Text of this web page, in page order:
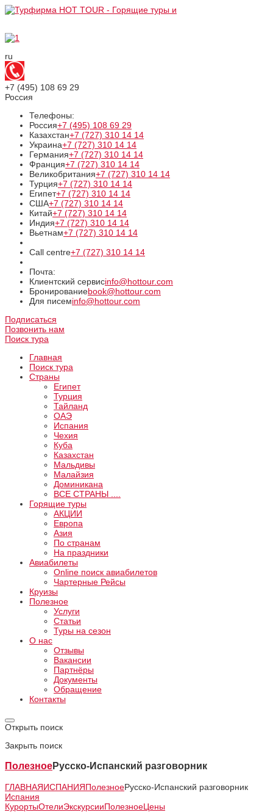
ru
+7 (495) 108 69 29
Россия
Телефоны:
Россия+7 (495) 108 69 29
Казахстан+7 (727) 310 14 14
Украина+7 (727) 310 14 14
Германия+7 (727) 310 14 14
Франция+7 (727) 310 14 14
Великобритания+7 (727) 310 14 14
Турция+7 (727) 310 14 14
Египет+7 (727) 310 14 14
США+7 (727) 310 14 14
Китай+7 (727) 310 14 14
Индия+7 (727) 310 14 14
Вьетнам+7 (727) 310 14 14
Call centre+7 (727) 310 14 14
Почта:
Клиентский сервисinfo@hottour.com
Бронированиеbook@hottour.com
Для писемinfo@hottour.com
Подписаться
Позвонить нам
Поиск тура
Главная
Поиск тура
Страны
Египет
Турция
Тайланд
ОАЭ
Испания
Чехия
Куба
Казахстан
Мальдивы
Малайзия
Доминикана
ВCE СТРАНЫ ....
Горящие туры
АКЦИИ
Европа
Азия
По странам
На праздники
Авиабилеты
Online поиск авиабилетов
Чартерные Рейсы
Круизы
Полезное
Услуги
Статьи
Туры на сезон
О нас
Отзывы
Вакансии
Партнёры
Документы
Обращение
Контакты
Открыть поиск
Закрыть поиск
ПолезноеРусско-Испанский разговорник
ГЛАВНАЯИСПАНИЯПолезноеРусско-Испанский разговорник
Испания
КурортыОтелиЭкскурсииПолезноеЦены